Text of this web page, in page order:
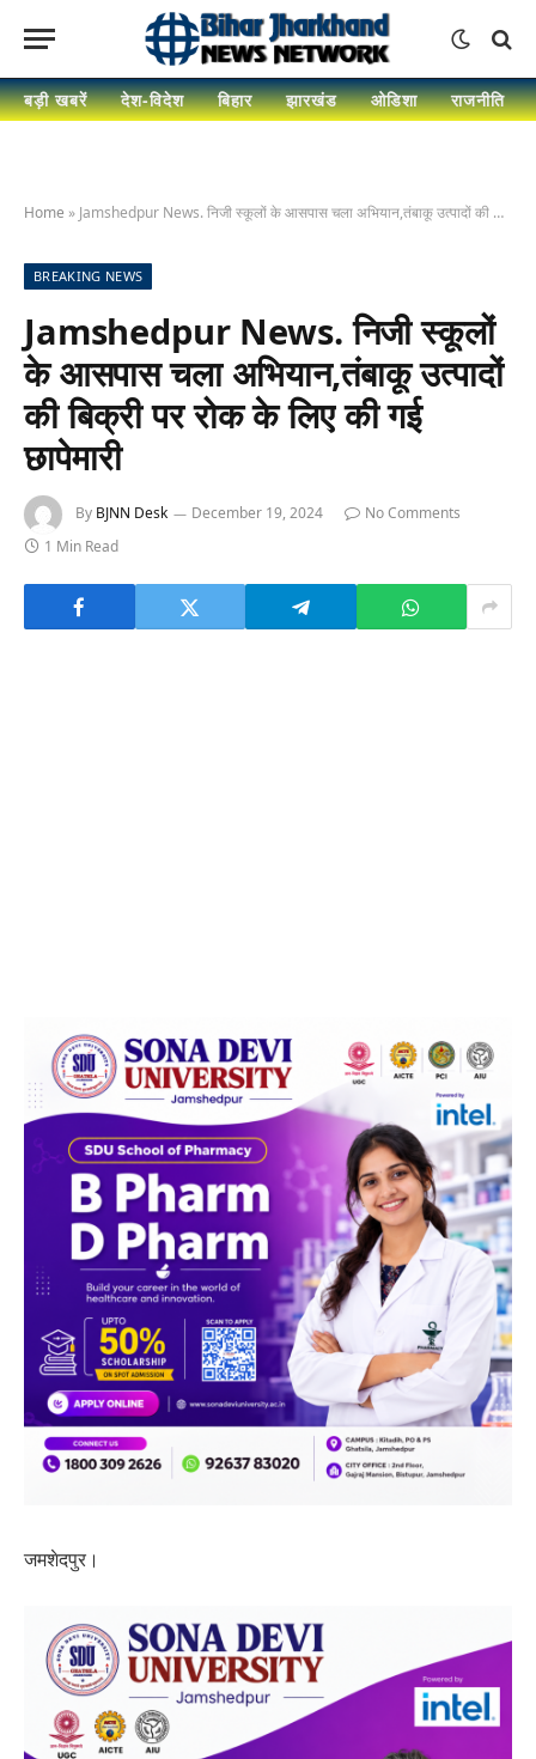
बड़ी खबरें देश-विदेश बिहार झारखंड ओडिशा राजनीति
Home » Jamshedpur News. निजी स्कूलों के आसपास चला अभियान,तंबाकू उत्पादों की बिक्री पर रोक के लिए की गई छापेमारी
BREAKING NEWS
Jamshedpur News. निजी स्कूलों
के आसपास चला अभियान,तंबाकू उत्पादों
की बिक्री पर रोक के लिए की गई
छापेमारी
By BJNN Desk December 19, 2024
No Comments
1 Min Read
जमशेदपुर।